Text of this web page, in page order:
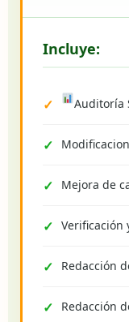
Incluye:
Auditoría
Mejora de
Verificación
Redacción
Redacción